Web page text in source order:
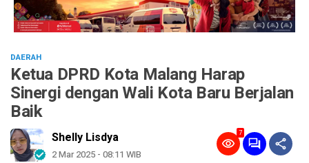
DAERAH
Ketua DPRD Kota Malang Harap
Sinergi dengan Wali Kota Baru Berjalan
Baik
Shelly Lisdya
2 Mar 2025 - 08:11 WIB
7